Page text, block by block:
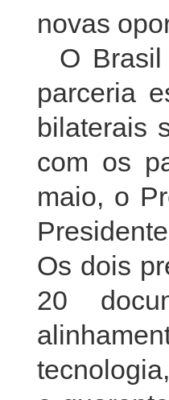
novas
O
parceria
bilaterais
com os
maio, o
Os dois
20